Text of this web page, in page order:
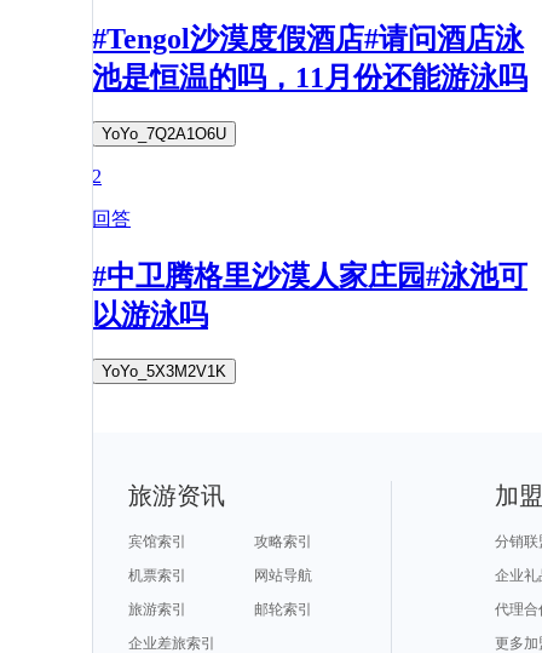
#Tengol沙漠度假酒店#请问酒店泳
池是恒温的吗，11月份还能游泳吗
YoYo_7Q2A1O6U
2
回答
#中卫腾格里沙漠人家庄园#泳池可
以游泳吗
YoYo_5X3M2V1K
旅游资讯
宾馆索引
攻略索引
机票索引
网站导航
旅游索引
邮轮索引
企业差旅索引
加
分销联
企业礼
代理合
更多加